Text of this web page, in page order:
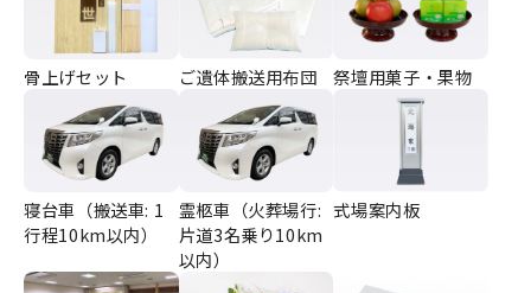
骨上げセット ご遺体搬送用布団 祭壇用菓子・果物
寝台車（搬送車: 1
行程10km以内）
霊柩車（火葬場行:
片道3名乗り10km
以内）
式場案内板